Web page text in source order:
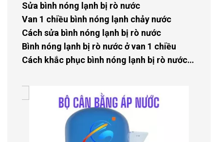
Sửa bình nóng lạnh bị rò nước
Van 1 chiều bình nóng lạnh chảy nước
Cách sửa bình nóng lạnh bị rò nước
Bình nóng lạnh bị rò nước ở van 1 chiều
Cách khắc phục bình nóng lạnh bị rò nước…